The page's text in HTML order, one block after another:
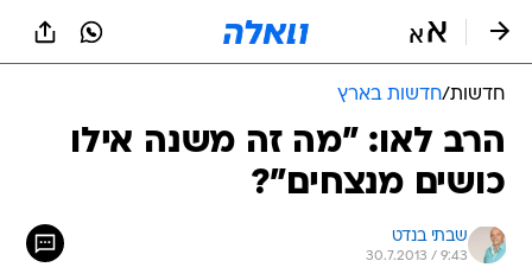
חדשות/חדשות בארץ
הרב לאו: "מה זה משנה אילו
כושים מנצחים"?
שבתי בנדט
30.7.2013 / 9:43